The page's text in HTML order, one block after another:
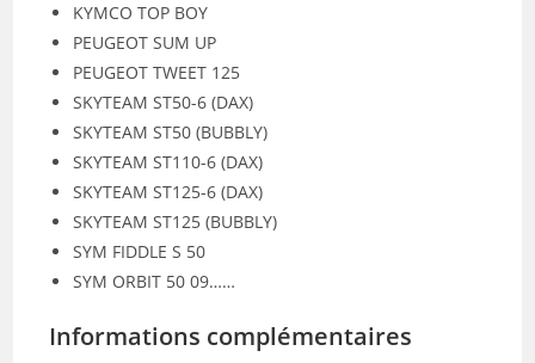
KYMCO TOP BOY
PEUGEOT SUM UP
PEUGEOT TWEET 125
SKYTEAM ST50-6 (DAX)
SKYTEAM ST50 (BUBBLY)
SKYTEAM ST110-6 (DAX)
SKYTEAM ST125-6 (DAX)
SKYTEAM ST125 (BUBBLY)
SYM FIDDLE S 50
SYM ORBIT 50 09……
Informations complémentaires